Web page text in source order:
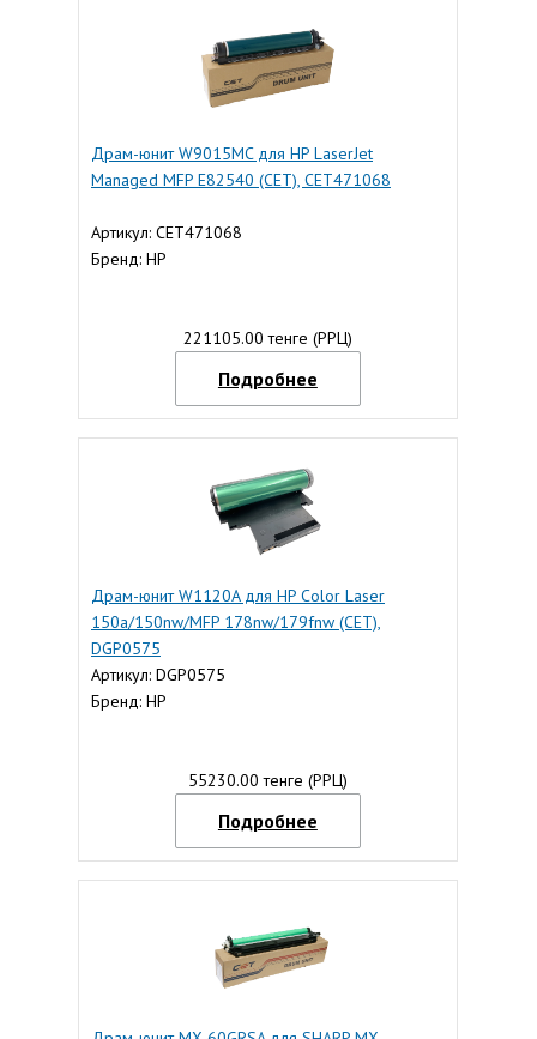
Драм-юнит W9015MC для HP LaserJet
Managed MFP E82540 (CET), CET471068
Артикул: CET471068
Бренд: HP
221105.00 тенге (РРЦ)
Подробнее
Драм-юнит W1120A для HP Color Laser
150a/150nw/MFP 178nw/179fnw (CET),
DGP0575
Артикул: DGP0575
Бренд: HP
55230.00 тенге (РРЦ)
Подробнее